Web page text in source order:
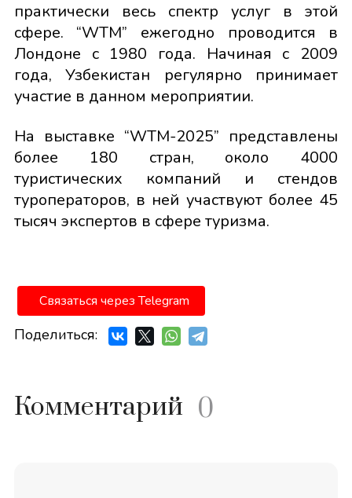
практически весь спектр услуг в этой
сфере. “WTM” ежегодно проводится в
Лондоне с 1980 года. Начиная с 2009
года, Узбекистан регулярно принимает
участие в данном мероприятии.
На выставке “WTM-2025” представлены
более 180 стран, около 4000
туристических компаний и стендов
туроператоров, в ней участвуют более 45
тысяч экспертов в сфере туризма.
Связаться через Telegram
Поделиться:
Комментарий 0